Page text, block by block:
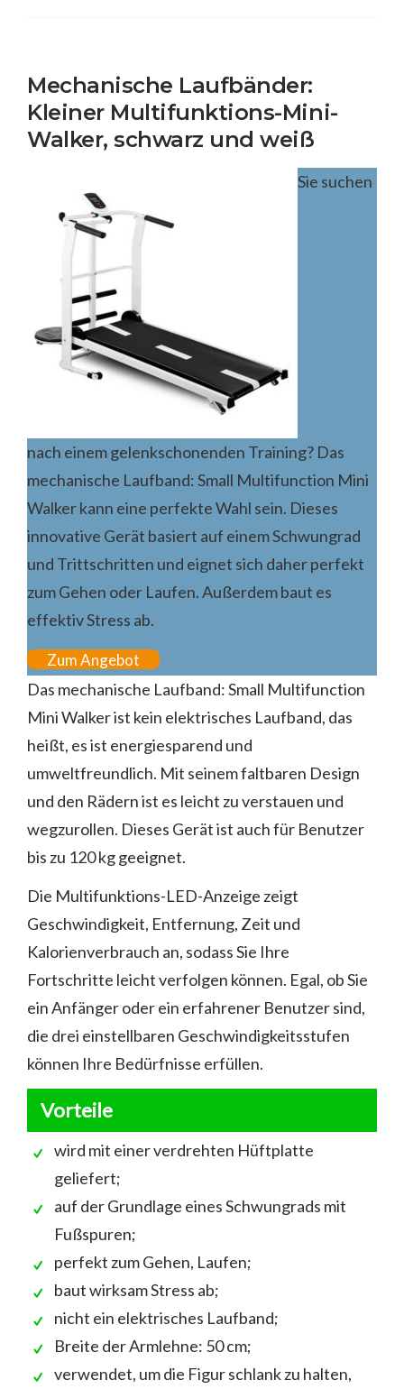
Mechanische Laufbänder:
Kleiner Multifunktions-Mini-
Walker, schwarz und weiß
Sie suchen
nach einem gelenkschonenden Training? Das
mechanische Laufband: Small Multifunction Mini
Walker kann eine perfekte Wahl sein. Dieses
innovative Gerät basiert auf einem Schwungrad
und Trittschritten und eignet sich daher perfekt
zum Gehen oder Laufen. Außerdem baut es
effektiv Stress ab.
Zum Angebot
Das mechanische Laufband: Small Multifunction
Mini Walker ist kein elektrisches Laufband, das
heißt, es ist energiesparend und
umweltfreundlich. Mit seinem faltbaren Design
und den Rädern ist es leicht zu verstauen und
wegzurollen. Dieses Gerät ist auch für Benutzer
bis zu 120 kg geeignet.
Die Multifunktions-LED-Anzeige zeigt
Geschwindigkeit, Entfernung, Zeit und
Kalorienverbrauch an, sodass Sie Ihre
Fortschritte leicht verfolgen können. Egal, ob Sie
ein Anfänger oder ein erfahrener Benutzer sind,
die drei einstellbaren Geschwindigkeitsstufen
können Ihre Bedürfnisse erfüllen.
Vorteile
wird mit einer verdrehten Hüftplatte
geliefert;
auf der Grundlage eines Schwungrads mit
Fußspuren;
perfekt zum Gehen, Laufen;
baut wirksam Stress ab;
nicht ein elektrisches Laufband;
Breite der Armlehne: 50 cm;
verwendet, um die Figur schlank zu halten,